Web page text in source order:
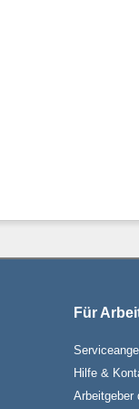
Für
Hilfe &
Arbeitgeber